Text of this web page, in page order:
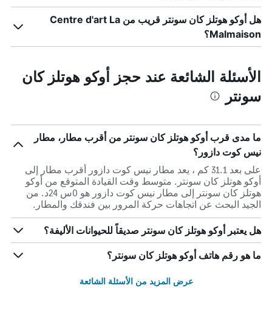
هل أوكو هوتلز كان سونتر قريب من Centre d'art La
Malmaison؟
الأسئلة الشائعة عند حجز أوكو هوتلز كان
سونتر
ما مدى قرب أوكو هوتلز كان سونتر من أقرب مطار، مطار
نيس كوت دازور؟
على بعد 31.1 كم ، يعد مطار نيس كوت دازور أقرب مطار إلى
أوكو هوتلز كان سونتر. متوسط وقت القيادة المتوقع من أوكو
هوتلز كان سونتر إلى مطار نيس كوت دازور هو 0س 24د. من
الجيد البحث عن اتجاهات حركة المرور بين فندقك والمطار.
هل يعتبر أوكو هوتلز كان سونتر صديقاً للحيوانات الأليفة؟
ما هو رقم هاتف أوكو هوتلز كان سونتر؟
عرض المزيد من الأسئلة الشائعة